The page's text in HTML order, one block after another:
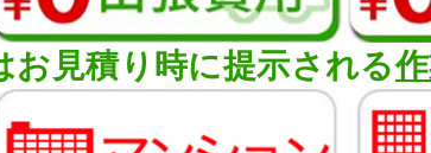
お見積り時に提示される